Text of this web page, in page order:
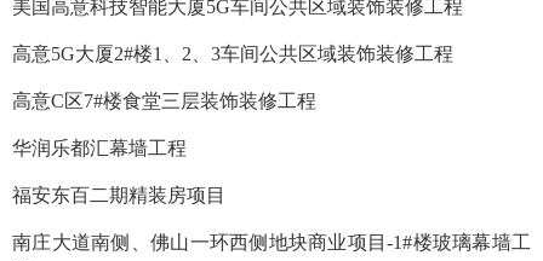
美国高意科技智能大厦5G车间公共区域装饰装修工程
高意5G大厦2#楼1、2、3车间公共区域装饰装修工程
高意C区7#楼食堂三层装饰装修工程
华润乐都汇幕墙工程
福安东百二期精装房项目
南庄大道南侧、佛山一环西侧地块商业项目-1#楼玻璃幕墙工